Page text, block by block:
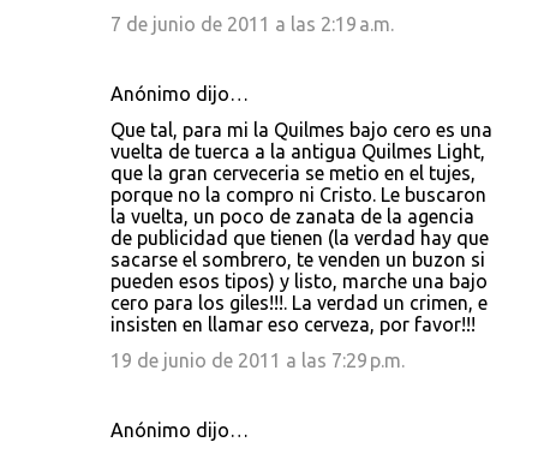
7 de junio de 2011 a las 2:19 a.m.
Anónimo dijo…
Que tal, para mi la Quilmes bajo cero es una
vuelta de tuerca a la antigua Quilmes Light,
que la gran cerveceria se metio en el tujes,
porque no la compro ni Cristo. Le buscaron
la vuelta, un poco de zanata de la agencia
de publicidad que tienen (la verdad hay que
sacarse el sombrero, te venden un buzon si
pueden esos tipos) y listo, marche una bajo
cero para los giles!!!. La verdad un crimen, e
insisten en llamar eso cerveza, por favor!!!
19 de junio de 2011 a las 7:29 p.m.
Anónimo dijo…